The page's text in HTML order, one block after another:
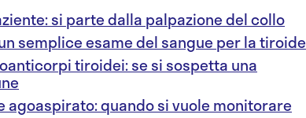
si parte dalla palpazione del collo
semplice esame del sangue per la tiroide
tiroidei: se si sospetta una
agoaspirato: quando si vuole monitorare